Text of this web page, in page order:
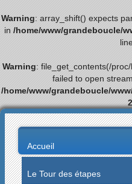
Warning: array_shift() expects
in /home/www/grandeboucle/
line
Warning: file_get_contents(/
failed to open
/home/www/grandeboucle/
Accueil
Le Tour des étapes